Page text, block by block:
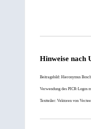
Hinweise nach
Beitragsbild: Hieronymus Bosch
Verwendung des PICR-Logos
Textteiler: Vektoren von